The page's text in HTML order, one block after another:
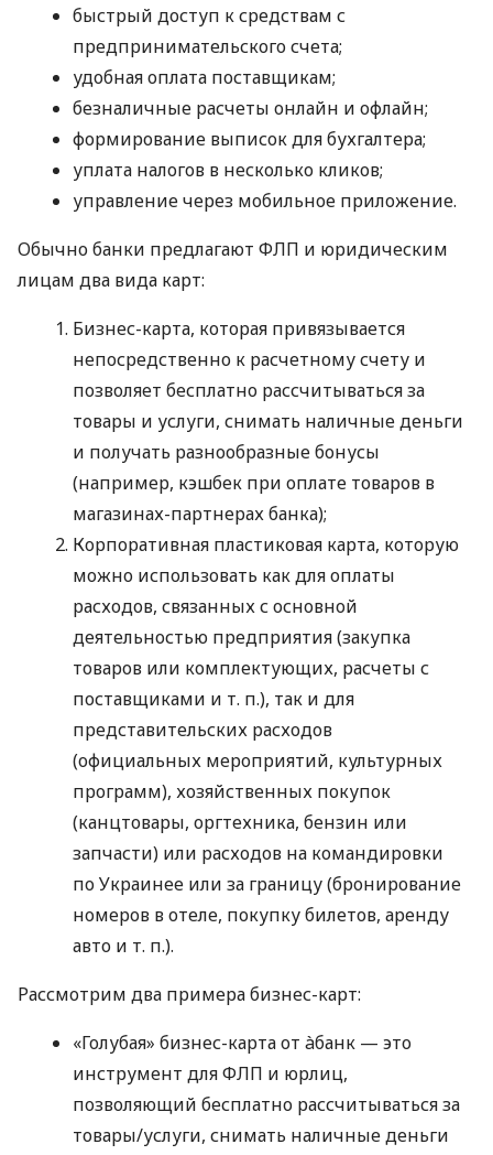
быстрый доступ к средствам с
предпринимательского счета;
удобная оплата поставщикам;
безналичные расчеты онлайн и офлайн;
формирование выписок для бухгалтера;
уплата налогов в несколько кликов;
управление через мобильное приложение.
Обычно банки предлагают ФЛП и юридическим
лицам два вида карт:
Бизнес-карта, которая привязывается
непосредственно к расчетному счету и
позволяет бесплатно рассчитываться за
товары и услуги, снимать наличные деньги
и получать разнообразные бонусы
(например, кэшбек при оплате товаров в
магазинах-партнерах банка);
Корпоративная пластиковая карта, которую
можно использовать как для оплаты
расходов, связанных с основной
деятельностью предприятия (закупка
товаров или комплектующих, расчеты с
поставщиками и т. п.), так и для
представительских расходов
(официальных мероприятий, культурных
программ), хозяйственных покупок
(канцтовары, оргтехника, бензин или
запчасти) или расходов на командировки
по Украинее или за границу (бронирование
номеров в отеле, покупку билетов, аренду
авто и т. п.).
Рассмотрим два примера бизнес-карт:
«Голубая» бизнес-карта от àбанк — это
инструмент для ФЛП и юрлиц,
позволяющий бесплатно рассчитываться за
товары/услуги, снимать наличные деньги